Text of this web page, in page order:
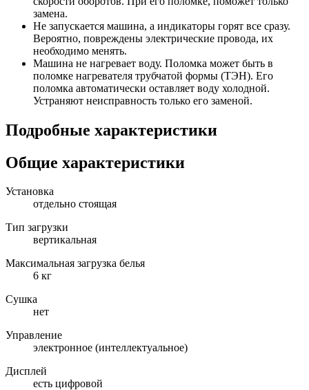
замена.
Не запускается машина, а индикаторы горят все сразу.
Вероятно, повреждены электрические провода, их
необходимо менять.
Машина не нагревает воду. Поломка может быть в
поломке нагревателя трубчатой формы (ТЭН). Его
поломка автоматически оставляет воду холодной.
Устраняют неисправность только его заменой.
Подробные характеристики
Общие характеристики
Установка
отдельно стоящая
Тип загрузки
вертикальная
Максимальная загрузка белья
6 кг
Сушка
нет
Управление
электронное (интеллектуальное)
Дисплей
есть цифровой